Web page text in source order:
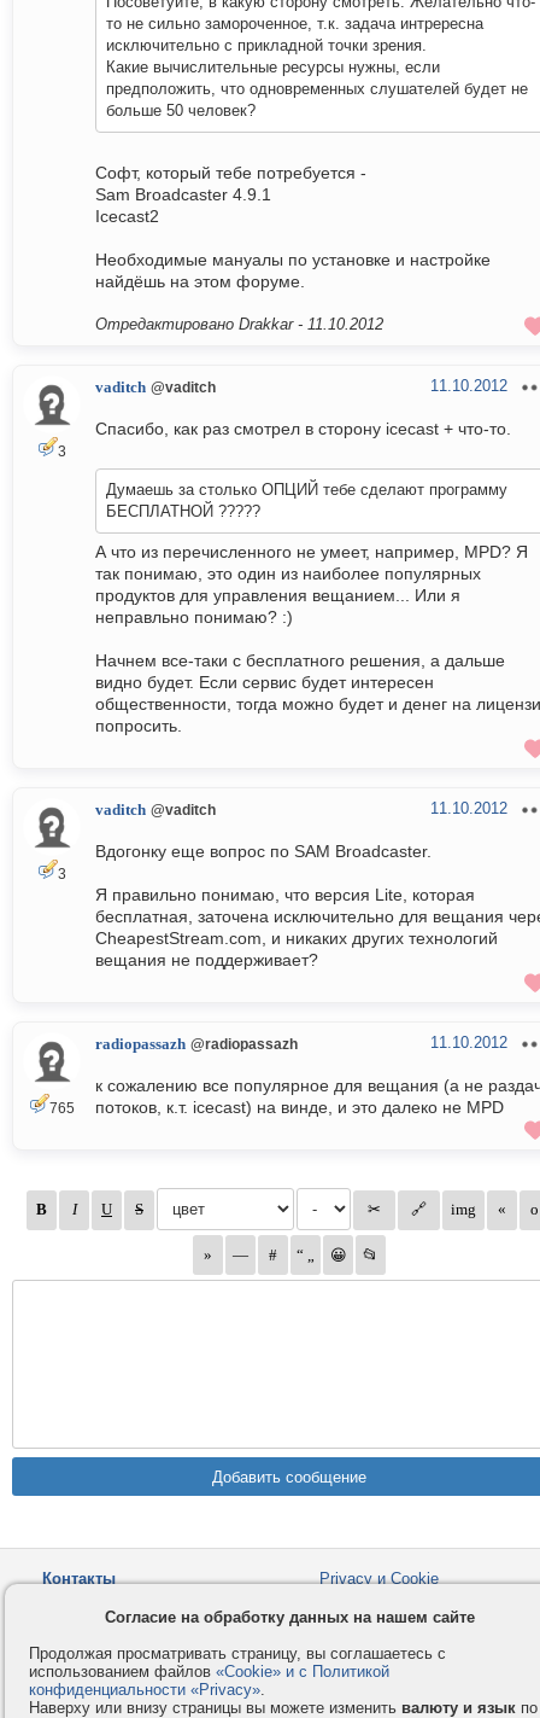
то не сильно замороченное, т.к. задача интрересна
исключительно с прикладной точки зрения.
Какие вычислительные ресурсы нужны, если
предположить, что одновременных слушателей будет не
больше 50 человек?
Софт, который тебе потребуется -
Sam Broadcaster 4.9.1
Icecast2
Необходимые мануалы по установке и настройке
найдёшь на этом форуме.
Отредактировано Drakkar - 11.10.2012
3
vaditch @vaditch 11.10.2012
Спасибо, как раз смотрел в сторону icecast + что-то.
Думаешь за столько ОПЦИЙ тебе сделают программу
БЕСПЛАТНОЙ ?????
А что из перечисленного не умеет, например, MPD? Я
так понимаю, это один из наиболее популярных
продуктов для управления вещанием... Или я
неправльно понимаю? :)
Начнем все-таки с бесплатного решения, а дальше
видно будет. Если сервис будет интересен
общественности, тогда можно будет и денег на
попросить.
3
vaditch @vaditch 11.10.2012
Вдогонку еще вопрос по SAM Broadcaster.
Я правильно понимаю, что версия Lite, которая
бесплатная, заточена исключительно для вещания
CheapestStream.com, и никаких других технологий
вещания не поддерживает?
765
radiopassazh @radiopassazh 11.10.2012
к сожалению все популярное для вещания (а не
потоков, к.т. icecast) на винде, и это далеко не MPD
Контакты
Privacy и Cookie
Как оплатить
Форумы
© 2008-2026VMESTE.EU
Согласие на обработку данных на нашем сайте
Продолжая просматривать страницу, вы соглашаетесь с
использованием файлов «Cookie» и с Политикой
конфиденциальности «Privacy».
Наверху или внизу страницы вы можете изменить валюту и язык по